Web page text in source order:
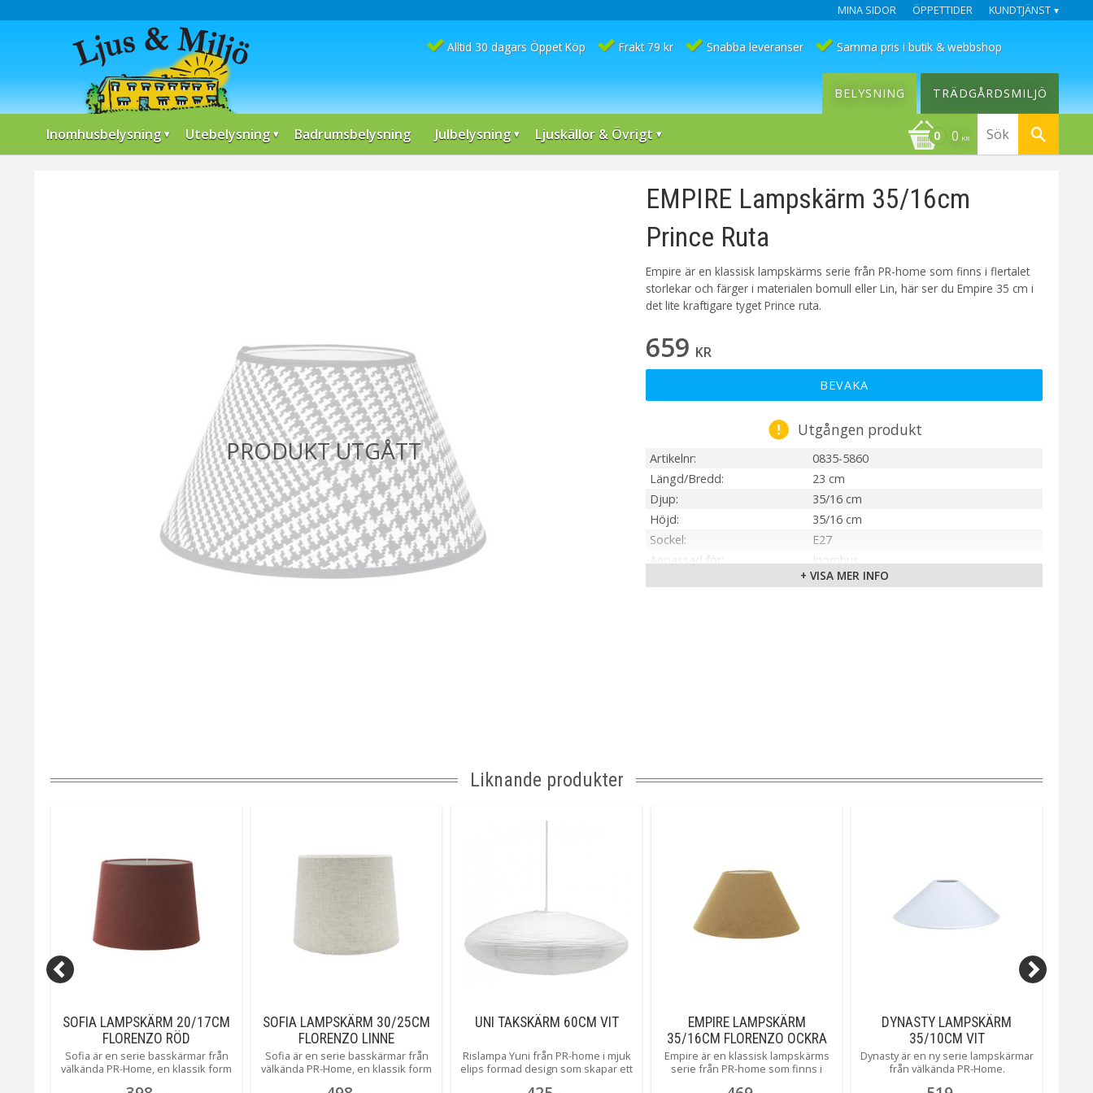
MINA SIDOR ÖPPETTIDER KUNDTJÄNST
Alltid 30 dagars Öppet Köp Frakt 79 kr Snabba leveranser Samma pris i butik & webbshop
Inomhusbelysning Utebelysning Badrumsbelysning Julbelysning Ljuskällor & Övrigt 0 KR
BELYSNING TRÄDGÅRDSMILJÖ
EMPIRE Lampskärm 35/16cm
Prince Ruta
Empire är en klassisk lampskärms serie från PR-home som finns i flertalet
storlekar och färger i materialen bomull eller Lin, här ser du Empire 35 cm i
det lite kraftigare tyget Prince ruta.
659 KR
BEVAKA
Utgången produkt
Artikelnr
0835-5860
Längd/Bredd
23 cm
Djup
35/16 cm
Höjd
35/16 cm
Sockel
E27
Anpassad för
Inomhus
PR Home
+ VISA MER INFO
Liknande produkter
SOFIA LAMPSKÄRM 20/17CM
FLORENZO RÖD
Sofia är en serie basskärmar från
välkända PR-Home, en klassik form
SOFIA LAMPSKÄRM 30/25CM
FLORENZO LINNE
Sofia är en serie basskärmar från
välkända PR-Home, en klassik form
UNI TAKSKÄRM 60CM VIT
Rislampa Yuni från PR-home i mjuk
elips formad design som skapar ett
EMPIRE LAMPSKÄRM
35/16CM FLORENZO OCKRA
Empire är en klassisk lampskärms
serie från PR-home som finns i
DYNASTY LAMPSKÄRM
35/10CM VIT
Dynasty är en ny serie lampskärmar
från välkända PR-Home.